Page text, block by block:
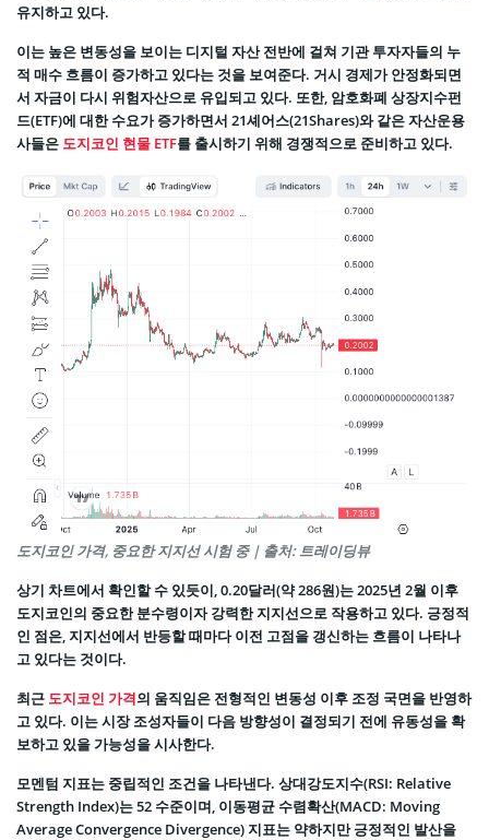
유지하고 있다.
이는 높은 변동성을 보이는 디지털 자산 전반에 걸쳐 기관 투자자들의 누
적 매수 흐름이 증가하고 있다는 것을 보여준다. 거시 경제가 안정화되면
서 자금이 다시 위험자산으로 유입되고 있다. 또한, 암호화폐 상장지수펀
드(ETF)에 대한 수요가 증가하면서 21셰어스(21Shares)와 같은 자산운용
사들은 도지코인 현물 ETF를 출시하기 위해 경쟁적으로 준비하고 있다.
도지코인 가격, 중요한 지지선 시험 중 | 출처: 트레이딩뷰
상기 차트에서 확인할 수 있듯이, 0.20달러(약 286원)는 2025년 2월 이후
도지코인의 중요한 분수령이자 강력한 지지선으로 작용하고 있다. 긍정적
인 점은, 지지선에서 반등할 때마다 이전 고점을 갱신하는 흐름이 나타나
고 있다는 것이다.
최근 도지코인 가격의 움직임은 전형적인 변동성 이후 조정 국면을 반영하
고 있다. 이는 시장 조성자들이 다음 방향성이 결정되기 전에 유동성을 확
보하고 있을 가능성을 시사한다.
모멘텀 지표는 중립적인 조건을 나타낸다. 상대강도지수(RSI: Relative
Strength Index)는 52 수준이며, 이동평균 수렴확산(MACD: Moving
Average Convergence Divergence) 지표는 약하지만 긍정적인 발산을